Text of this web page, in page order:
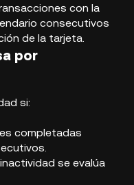
con la
consecutivos
de la tarjeta.
por
si:
completadas
se evalúa